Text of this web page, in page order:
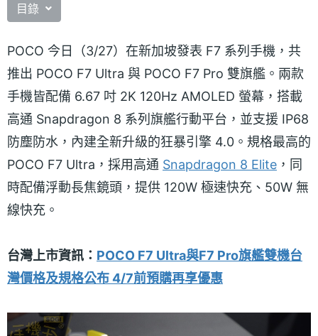
目錄
POCO 今日（3/27）在新加坡發表 F7 系列手機，共
推出 POCO F7 Ultra 與 POCO F7 Pro 雙旗艦。兩款
手機皆配備 6.67 吋 2K 120Hz AMOLED 螢幕，搭載
高通 Snapdragon 8 系列旗艦行動平台，並支援 IP68
防塵防水，內建全新升級的狂暴引擎 4.0。規格最高的
POCO F7 Ultra，採用高通 Snapdragon 8 Elite ，同
時配備浮動長焦鏡頭，提供 120W 極速快充、50W 無
線快充。
台灣上市資訊： POCO F7 Ultra與F7 Pro旗艦雙機台
灣價格及規格公布 4/7前預購再享優惠